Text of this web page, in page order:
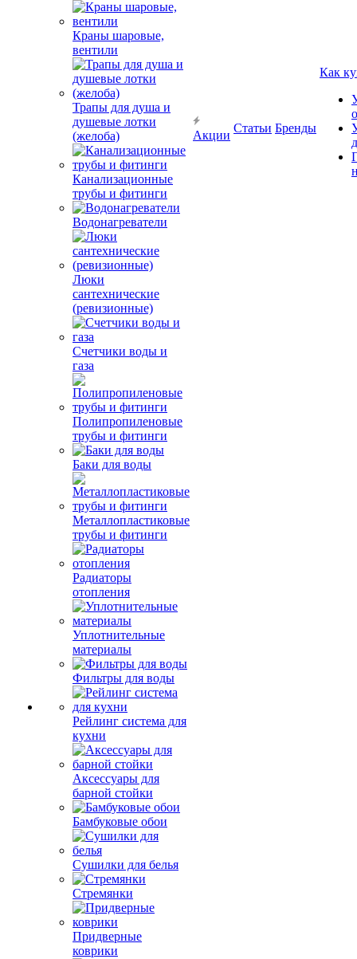
Краны шаровые,
вентили
Трапы для душа и
душевые лотки
(желоба)
Канализационные
трубы и фитинги
Водонагреватели
Люки
сантехнические
(ревизионные)
Счетчики воды и
газа
Полипропиленовые
трубы и фитинги
Баки для воды
Металлопластиковые
трубы и фитинги
Радиаторы
отопления
Уплотнительные
материалы
Фильтры для воды
Рейлинг система для
кухни
Аксессуары для
барной стойки
Бамбуковые обои
Сушилки для белья
Стремянки
Придверные
коврики
Акции
Статьи Бренды
Как